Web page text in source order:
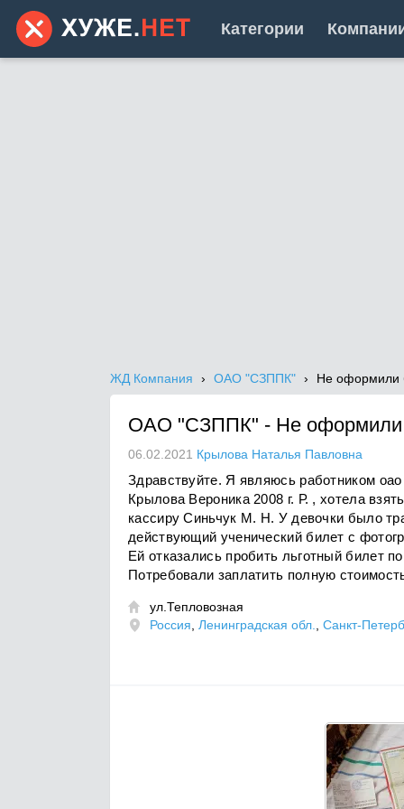
Категории
ЖД Компания ОАО "СЗППК" Не оформили
ОАО "СЗППК" - Не оформили
06.02.2021 Крылова Наталья Павловна
Здравствуйте. Я являюсь работником
Крылова Вероника 2008 г. Р. , хотела
кассиру Синьчук М. Н. У девочки было
действующий ученический билет с
Ей отказались пробить льготный билет
Потребовали заплатить полную

ул.Тепловозная
Россия
Ленинградская обл. Санкт-